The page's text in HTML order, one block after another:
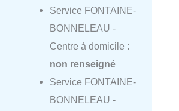
Service FONTAINE-
BONNELEAU -
Centre à domicile :
non renseigné
Service FONTAINE-
BONNELEAU -